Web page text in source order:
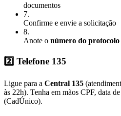
documentos
7.
Confirme e envie a solicitação
8.
Anote o número do protocolo
2️⃣ Telefone 135
Ligue para a Central 135
às 22h). Tenha em mãos CPF, data
(CadÚnico).